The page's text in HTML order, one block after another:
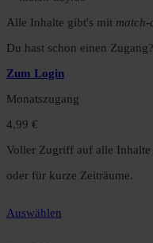
Alle Inhalte gibt's mit match-
Du hast schon einen Zugang?
Zum Login
Monatszugang
4,99 €
Voller Zugriff auf alle
oder für kurze Zeiträume.
Auswählen